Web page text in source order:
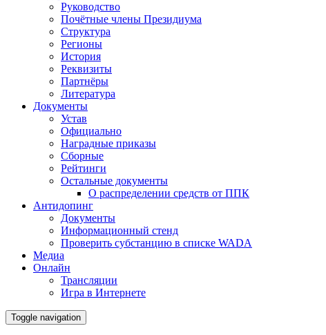
Руководство
Почётные члены Президиума
Структура
Регионы
История
Реквизиты
Партнёры
Литература
Документы
Устав
Официально
Наградные приказы
Сборные
Рейтинги
Остальные документы
О распределении средств от ППК
Антидопинг
Документы
Информационный стенд
Проверить субстанцию в списке WADA
Медиа
Онлайн
Трансляции
Игра в Интернете
Toggle navigation